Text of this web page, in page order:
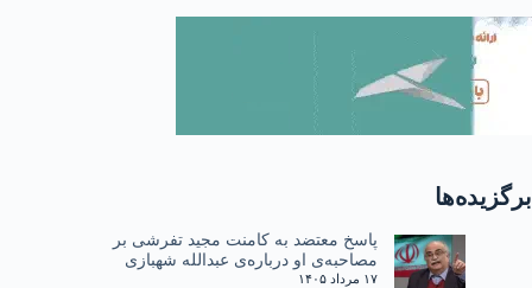
برگزیده‌ها
پاسخ معتضد به کامنت مجید تفرشی بر
مصاحبه‌ی او درباره‌ی عبدالله شهبازی
۱۷ مرداد ۱۴۰۵